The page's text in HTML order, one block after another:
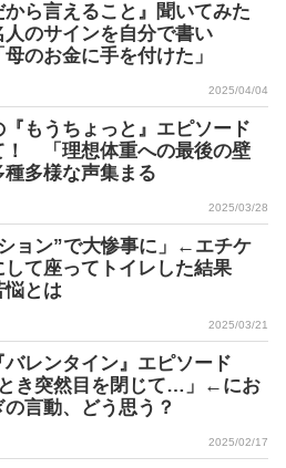
から言えること』聞いてみた
のサインを自分で書い
のお金に手を付けた」
2025/04/04
『もうちょっと』エピソード
！ 「理想体重への最後の壁
多様な声集まる
2025/03/28
ション”で大惨事に」←エチケ
して座ってトイレした結果
悩とは
2025/03/21
バレンタイン』エピソード
とき突然目を閉じて…」←にお
言動、どう思う？
2025/02/17